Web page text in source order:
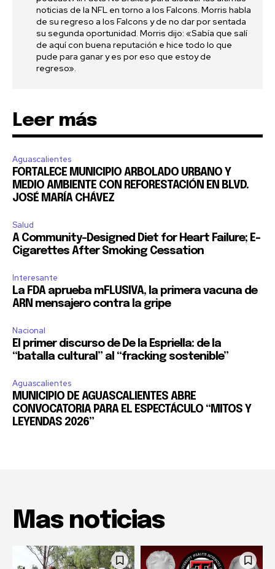
noticias de la NFL en torno a los Falcons. Morris habla
de su regreso a los Falcons y de no dar por sentada
su segunda oportunidad. Morris dijo: «Sabía que salí
de aquí con buena reputación e hice todo lo que
pude para ganar y es por eso que estoy de
regreso».
Leer más
Aguascalientes
FORTALECE MUNICIPIO ARBOLADO URBANO Y
MEDIO AMBIENTE CON REFORESTACIÓN EN BLVD.
JOSÉ MARÍA CHÁVEZ
Salud
A Community-Designed Diet for Heart Failure; E-
Cigarettes After Smoking Cessation
Interesante
La FDA aprueba mFLUSIVA, la primera vacuna de
ARN mensajero contra la gripe
Nacional
El primer discurso de De la Espriella: de la
“batalla cultural” al “fracking sostenible”
Aguascalientes
MUNICIPIO DE AGUASCALIENTES ABRE
CONVOCATORIA PARA EL ESPECTÁCULO “MITOS Y
LEYENDAS 2026”
Mas noticias